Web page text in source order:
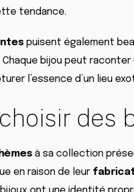
tendance.
puisent également
Chaque bijou peut
l’essence d’un lieu
des
à sa collection
en raison de leur